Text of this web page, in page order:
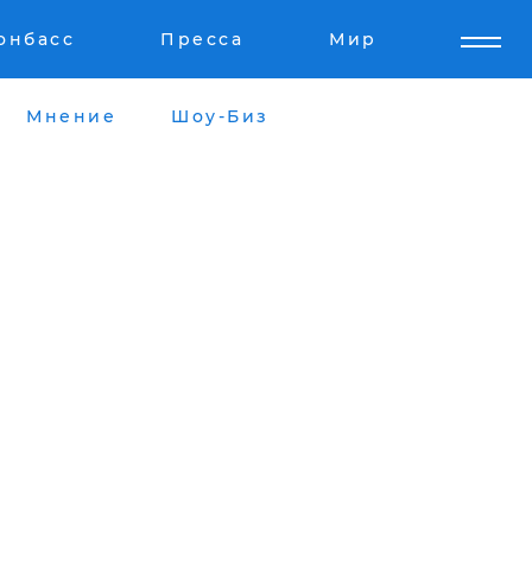
Пресса Мир
Мнение Шоу-Биз